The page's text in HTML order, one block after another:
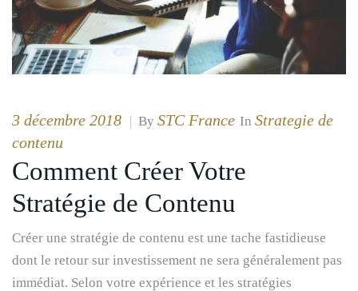
3 décembre 2018 | By STC France In Strategie de
contenu
Comment Créer Votre
Stratégie de Contenu
Créer une stratégie de contenu est une tache fastidieuse
dont le retour sur investissement ne sera généralement pas
immédiat. Selon votre expérience et les stratégies